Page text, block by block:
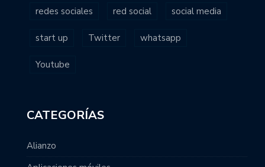
redes sociales red social social media
start up Twitter whatsapp
Youtube
CATEGORÍAS
Alianzo